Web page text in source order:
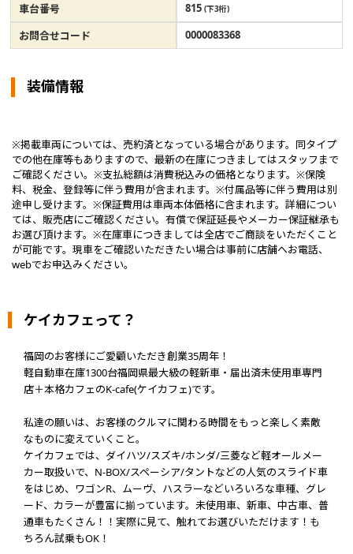
車台番号
815 (下3桁)
お問合せコード 0000083368
装備情報
※掲載車両については、売約済となっている場合があります。同タイプ
での他在庫等もありますので、最新の在庫につきましてはスタッフまで
ご確認ください。※支払総額は消費税込みの価格となります。※保険
料、税金、登録等に伴う費用が含まれます。※付属品等に伴う費用は別
途申し受けます。※保証費用は車両本体価格に含まれます。詳細につい
ては、販売店にご確認ください。有償で保証延長やメーカー保証継承も
お選び頂けます。※在庫車につきましては全店でご商談をいただくこと
が可能です。現車をご確認いただきたい場合は事前に店舗へお電話、
webでお申込みください。
ケイカフェって？
福岡のお客様にご愛顧いただき創業35周年！
軽自動車在庫1300台福岡県最大級の軽新車・届出済未使用車専門
店＋本格カフェのK-cafe(ケイカフェ)です。
私達の願いは、お客様のクルマに関わる時間をもっと楽しく素敵
なものに変えていくこと。
ケイカフェでは、ダイハツ/スズキ/ホンダ/三菱など軽オールメー
カー取扱いで、N-BOX/スペーシア/タントなどの人気のスライド車
をはじめ、ワゴンR、ムーヴ、ハスラーなどいろいろな車種、グレ
ード、カラーが豊富に揃っています。未使用車、新車、中古車、普
通車もたくさん！！実際に見て、触れてお選びいただけます！も
ちろん試乗もOK！